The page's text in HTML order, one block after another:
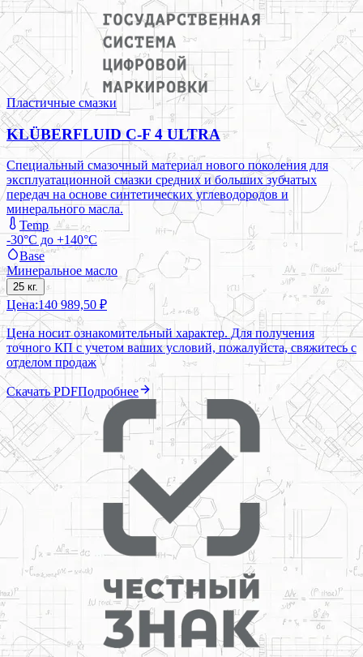
Пластичные смазки
KLÜBERFLUID C-F 4 ULTRA
Специальный смазочный материал нового поколения для
эксплуатационной смазки средних и больших зубчатых
передач на основе синтетических углеводородов и
минерального масла.
Temp
-30°C до +140°C
Base
Минеральное масло
25 кг.
Цена:140 989,50 ₽
Цена носит ознакомительный характер. Для получения
точного КП с учетом ваших условий, пожалуйста, свяжитесь с
отделом продаж
Скачать PDFПодробнее